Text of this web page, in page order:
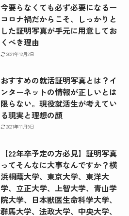
今要らなくても必ず必要になるー
コロナ禍だからこそ、しっかりと
した証明写真が手元に用意してお
くべき理由
2021年12月2日
おすすめの就活証明写真とは？イ
ンターネットの情報が正しいとは
限らない。現役就活生が考えてい
る現実と理想の顔
2021年11月9日
【22年卒予定の方必見】証明写真
ってそんなに大事なんですか？横
浜桐蔭大学、東京大学、東洋大
学、立正大学、上智大学、青山学
院大学、日本獣医生命科学大学、
群馬大学、法政大学、中央大学、